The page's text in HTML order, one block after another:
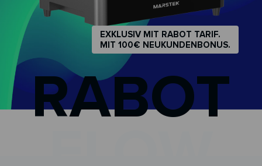
EXKLUSIV MIT RABOT TARIF.
MIT 100€ NEUKUNDENBONUS.
RABOT
springen